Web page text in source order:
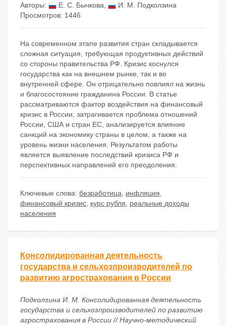
Авторы:
Е. С. Бычкова,
И. М. Подколзина
Просмотров: 1446
На современном этапе развития стран складывается
сложная ситуация, требующая продуктивных действий
со стороны правительства РФ. Кризис коснулся
государства как на внешнем рынке, так и во
внутренней сфере. Он отрицательно повлиял на жизнь
и благосостояние гражданина России. В статье
рассматриваются фактор воздействия на финансовый
кризис в России, затрагивается проблема отношений
России, США и стран ЕС, анализируется влияние
санкций на экономику страны в целом, а также на
уровень жизни населения. Результатом работы
является выявление последствий кризиса РФ и
перспективных направлений его преодоления.
Ключевые слова: безработица, инфляция,
финансовый кризис, курс рубля, реальные доходы
населения
Консолидированная деятельность
государства и сельхозпроизводителей по
развитию агрострахования в России
Подколзина И. М. Консолидированная деятельность
государства и сельхозпроизводителей по развитию
агрострахования в России // Научно-методический